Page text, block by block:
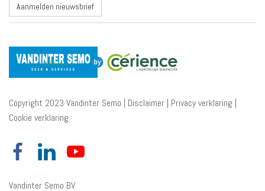
Aanmelden nieuwsbrief
Copyright 2023 Vandinter Semo | Disclaimer | Privacy verklaring |
Cookie verklaring
Vandinter Semo BV